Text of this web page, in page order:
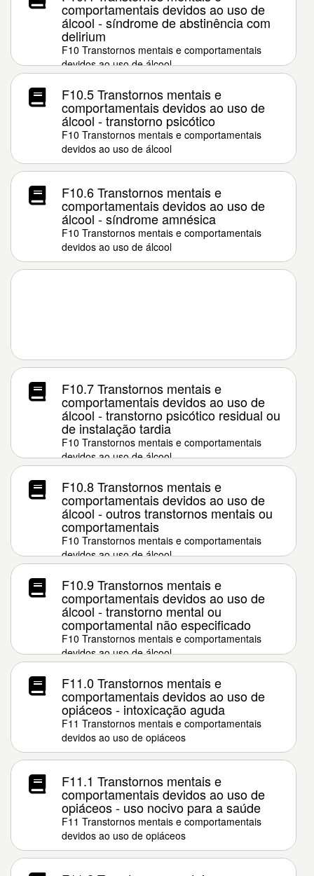
comportamentais devidos ao uso de
álcool - síndrome de abstinência com
delirium
F10 Transtornos mentais e comportamentais
devidos ao uso de álcool
F10.5 Transtornos mentais e
comportamentais devidos ao uso de
álcool - transtorno psicótico
F10 Transtornos mentais e comportamentais
devidos ao uso de álcool
F10.6 Transtornos mentais e
comportamentais devidos ao uso de
álcool - síndrome amnésica
F10 Transtornos mentais e comportamentais
devidos ao uso de álcool
F10.7 Transtornos mentais e
comportamentais devidos ao uso de
álcool - transtorno psicótico residual ou
de instalação tardia
F10 Transtornos mentais e comportamentais
devidos ao uso de álcool
F10.8 Transtornos mentais e
comportamentais devidos ao uso de
álcool - outros transtornos mentais ou
comportamentais
F10 Transtornos mentais e comportamentais
devidos ao uso de álcool
F10.9 Transtornos mentais e
comportamentais devidos ao uso de
álcool - transtorno mental ou
comportamental não especificado
F10 Transtornos mentais e comportamentais
devidos ao uso de álcool
F11.0 Transtornos mentais e
comportamentais devidos ao uso de
opiáceos - intoxicação aguda
F11 Transtornos mentais e comportamentais
devidos ao uso de opiáceos
F11.1 Transtornos mentais e
comportamentais devidos ao uso de
opiáceos - uso nocivo para a saúde
F11 Transtornos mentais e comportamentais
devidos ao uso de opiáceos